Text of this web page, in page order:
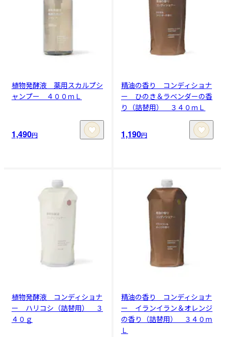
植物発酵液 薬用スカルプシ
ャンプー ４００ｍＬ
1,490円
精油の香り コンディショナ
ー ひのき＆ラベンダーの香
り（詰替用） ３４０ｍＬ
1,190円
植物発酵液 コンディショナ
ー ハリコシ（詰替用） ３
４０ｇ
精油の香り コンディショナ
ー イランイラン＆オレンジ
の香り（詰替用） ３４０ｍ
Ｌ